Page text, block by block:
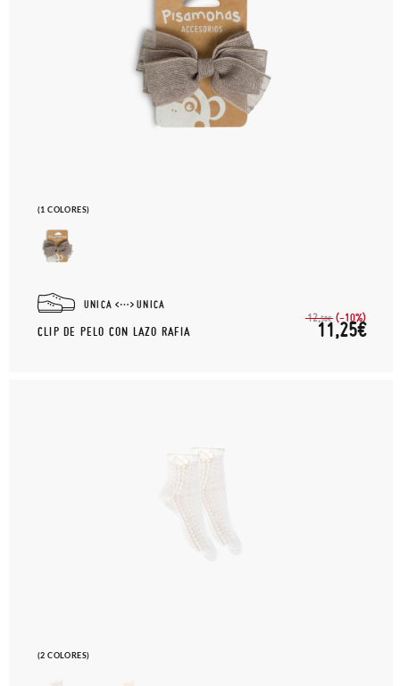
(1 COLORES)
UNICA UNICA
CLIP DE PELO CON LAZO RAFIA
12,50€ (-10%)
11,25€
(2 COLORES)